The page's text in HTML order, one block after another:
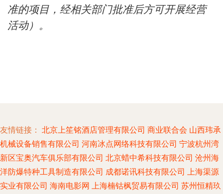
准的项目，经相关部门批准后方可开展经营
活动）。
友情链接： 北京上笙铭酒店管理有限公司 商业联合会 山西玮承
机械设备销售有限公司 河南冰点网络科技有限公司 宁波杭州湾
新区宝奥汽车俱乐部有限公司 北京蜡中希科技有限公司 沧州海
洋防爆特种工具制造有限公司 成都诺讯科技有限公司
上海渠源
实业有限公司 海南电影网 上海楠钴枫贸易有限公司 苏州恒精玖